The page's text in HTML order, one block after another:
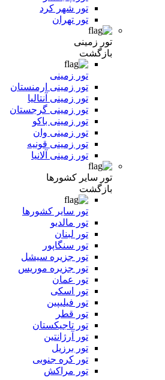
تور شهر کرد
تور تهران
تور زمینی
بازگشت
تور زمینی
تور زمینی ارمنستان
تور زمینی آنتالیا
تور زمینی گرجستان
تور زمینی باکو
تور زمینی وان
تور زمینی قونیه
تور زمینی آلانیا
تور سایر کشورها
بازگشت
تور سایر کشورها
تور مالدیو
تور لبنان
تور سنگاپور
تور جزیره سیشل
تور جزیره موریس
تور عمان
تور اسکی
تور فیلیپین
تور قطر
تور تاجیکستان
تور آرژانتین
تور برزیل
تور کره جنوبی
تور مراکش